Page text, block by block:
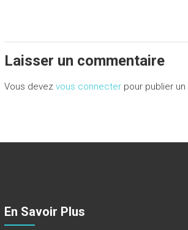
Laisser un commentaire
Vous devez vous connecterpour publier
En Savoir Plus